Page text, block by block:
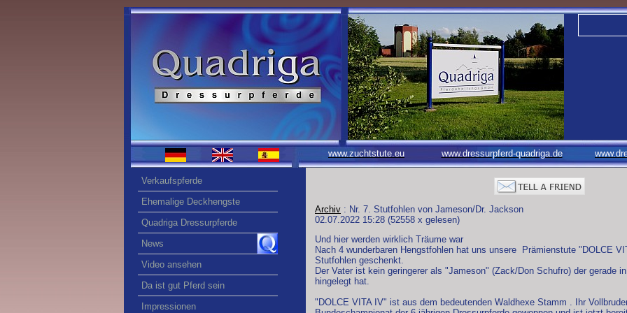
Verkaufspferde
Ehemalige Deckhengste
Quadriga Dressurpferde
News
Video ansehen
Da ist gut Pferd sein
Impressionen
www.zuchtstute.eu www.dressurpferd-quadriga.de
Archiv : Nr. 7. Stutfohlen von Jameson/Dr. Jackson
02.07.2022 15:28 (52558 x gelesen)
Und hier werden wirklich Träume war
Nach 4 wunderbaren Hengstfohlen hat uns unsere Prämienstute "DOLCE
Stutfohlen geschenkt.
Der Vater ist kein geringerer als "Jameson" (Zack/Don Schufro) der gerade
hingelegt hat.
"DOLCE VITA IV" ist aus dem bedeutenden Waldhexe Stamm . Ihr